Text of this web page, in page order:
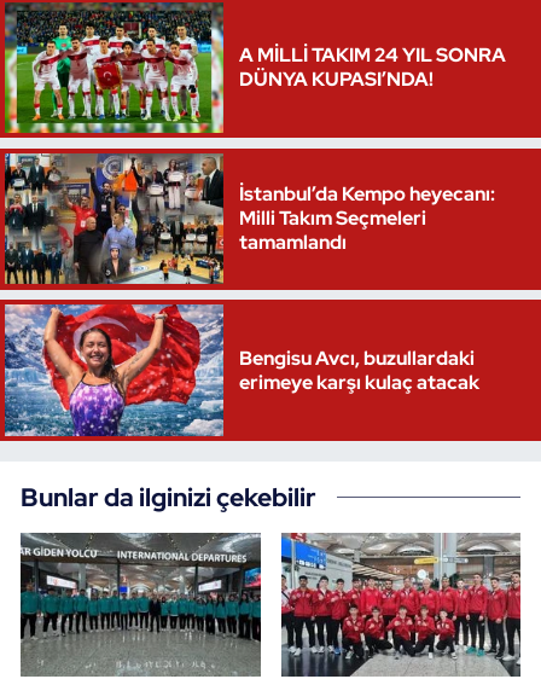
A MİLLİ TAKIM 24 YIL SONRA
DÜNYA KUPASI’NDA!
İstanbul’da Kempo heyecanı:
Milli Takım Seçmeleri
tamamlandı
Bengisu Avcı, buzullardaki
erimeye karşı kulaç atacak
Bunlar da ilginizi çekebilir